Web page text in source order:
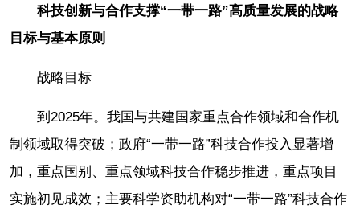
科技创新与合作支撑“一带一路”高质量发展的战略
目标与基本原则
战略目标
到2025年。我国与共建国家重点合作领域和合作机
制领域取得突破；政府“一带一路”科技合作投入显著增
加，重点国别、重点领域科技合作稳步推进，重点项目
实施初见成效；主要科学资助机构对“一带一路”科技合作